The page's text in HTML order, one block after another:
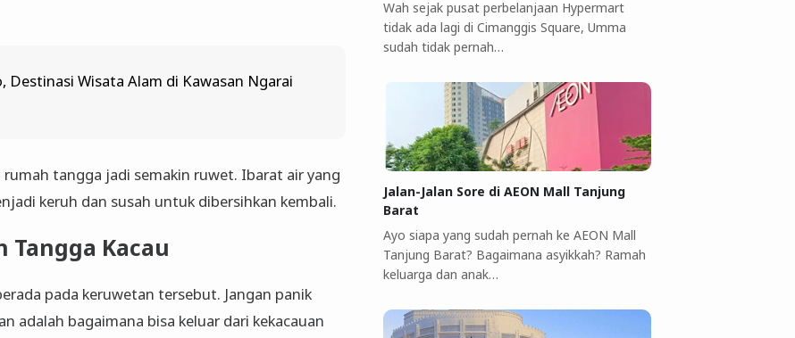
Destinasi Wisata Alam di Kawasan Ngarai
tangga jadi semakin ruwet. Ibarat air yang
keruh dan susah untuk dibersihkan kembali.
Tangga Kacau
pada keruwetan tersebut. Jangan panik
adalah bagaimana bisa keluar dari kekacauan
Wah sejak pusat perbelanjaan Hypermart
tidak ada lagi di Cimanggis Square, Umma
sudah tidak pernah…
Jalan-Jalan Sore di AEON Mall Tanjung
Barat
Ayo siapa yang sudah pernah ke AEON Mall
Tanjung Barat? Bagaimana asyikkah? Ramah
keluarga dan anak…